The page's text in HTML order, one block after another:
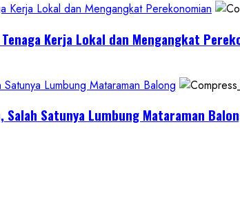
Lokal dan Mengangkat Perekonomian
Kerja Lokal dan Mengangkat
Lumbung Mataraman Balong
Satunya Lumbung Mataraman